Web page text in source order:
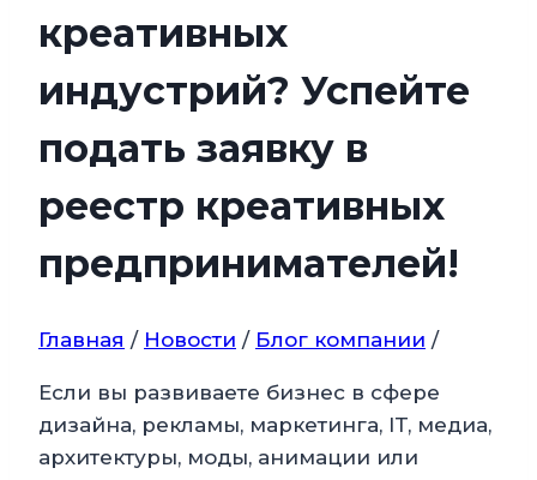
креативных
индустрий? Успейте
подать заявку в
реестр креативных
предпринимателей!
Главная / Новости / Блог компании /
Если вы развиваете бизнес в сфере
дизайна, рекламы, маркетинга, IT, медиа,
архитектуры, моды, анимации или